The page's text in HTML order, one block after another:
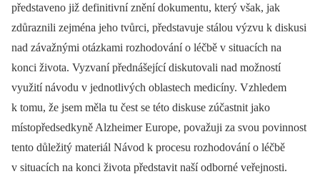
představeno již definitivní znění dokumentu, který však, jak
zdůraznili zejména jeho tvůrci, představuje stálou výzvu k diskusi
nad závažnými otázkami rozhodování o léčbě v situacích na
konci života. Vyzvaní přednášející diskutovali nad možností
využití návodu v jednotlivých oblastech medicíny. Vzhledem
k tomu, že jsem měla tu čest se této diskuse zúčastnit jako
místopředsedkyně Alzheimer Europe, považuji za svou povinnost
tento důležitý materiál Návod k procesu rozhodování o léčbě
v situacích na konci života představit naší odborné veřejnosti.